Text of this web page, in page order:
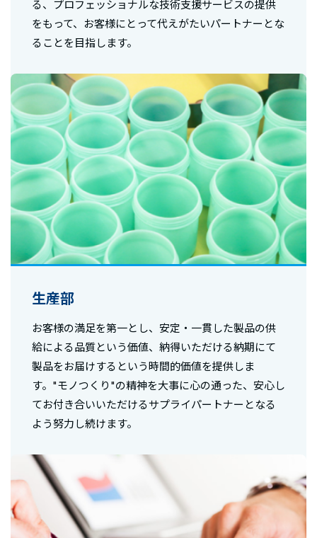
る、プロフェッショナルな技術支援サービスの提供
をもって、お客様にとって代えがたいパートナーとな
ることを目指します。
生産部
お客様の満足を第一とし、安定・一貫した製品の供
給による品質という価値、納得いただける納期にて
製品をお届けするという時間的価値を提供しま
す。"モノつくり"の精神を大事に心の通った、安心し
てお付き合いいただけるサプライパートナーとなる
よう努力し続けます。